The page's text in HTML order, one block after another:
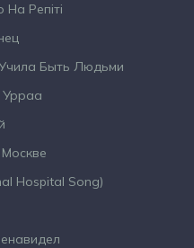
На Репіті
Быть Людьми
Урраа
Hospital Song)